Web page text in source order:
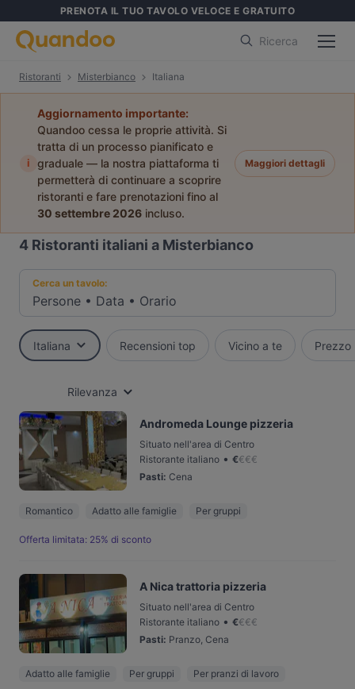
PRENOTA IL TUO TAVOLO VELOCE E GRATUITO
Ricerca
Ristoranti Misterbianco Italiana
i
Aggiornamento importante:
Quandoo cessa le proprie attività. Si
tratta di un processo pianificato e
graduale — la nostra piattaforma ti
permetterà di continuare a scoprire
ristoranti e fare prenotazioni fino al
30 settembre 2026 incluso.
Maggiori dettagli
4 Ristoranti italiani a Misterbianco
Cerca un tavolo:
Persone • Data • Orario
Italiana Recensioni top Vicino a te Prezzo
Rilevanza
Andromeda Lounge pizzeria
Situato nell'area di Centro
Ristorante italiano • €€€€
Pasti: Cena
Romantico Adatto alle famiglie Per gruppi
Offerta limitata: 25% di sconto
A Nica trattoria pizzeria
Situato nell'area di Centro
Ristorante italiano • €€€€
Pasti: Pranzo, Cena
Adatto alle famiglie Per gruppi Per pranzi di lavoro